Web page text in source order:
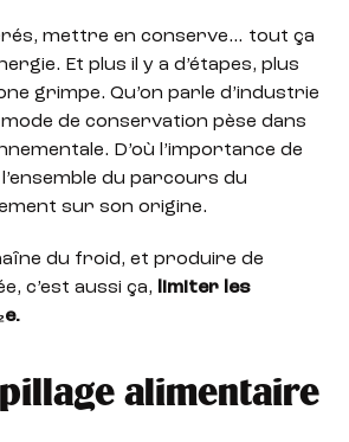
mettre en conserve… tout ça
Et plus il y a d’étapes, plus
grimpe. Qu’on parle d’industrie
de conservation pèse dans
D’où l’importance de
du parcours du
sur son origine.
du froid, et produire de
c’est aussi ça, limiter les
alimentaire